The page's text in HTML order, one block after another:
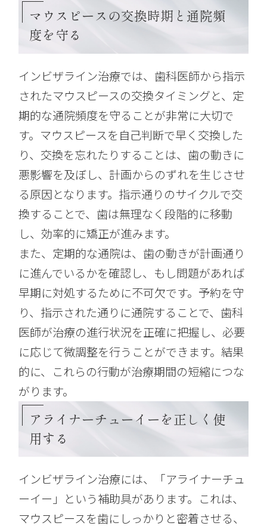
マウスピースの交換時期と通院頻
度を守る
インビザライン治療では、歯科医師から指示
されたマウスピースの交換タイミングと、定
期的な通院頻度を守ることが非常に大切で
す。マウスピースを自己判断で早く交換した
り、交換を忘れたりすることは、歯の動きに
悪影響を及ぼし、計画からのずれを生じさせ
る原因となります。指示通りのサイクルで交
換することで、歯は無理なく段階的に移動
し、効率的に矯正が進みます。
また、定期的な通院は、歯の動きが計画通り
に進んでいるかを確認し、もし問題があれば
早期に対処するために不可欠です。予約を守
り、指示された通りに通院することで、歯科
医師が治療の進行状況を正確に把握し、必要
に応じて微調整を行うことができます。結果
的に、これらの行動が治療期間の短縮につな
がります。
アライナーチューイーを正しく使
用する
インビザライン治療には、「アライナーチュ
ーイー」という補助具があります。これは、
マウスピースを歯にしっかりと密着させる、